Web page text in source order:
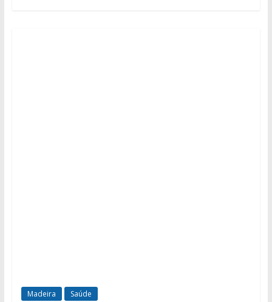
Madeira Saúde